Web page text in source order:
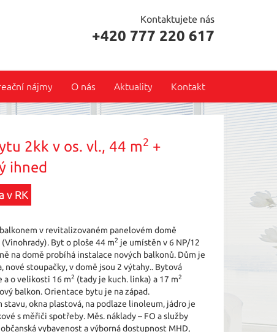
Kontaktujete nás
+420 777 220 617
nájmy O nás Aktuality Kontakt
2kk v os. vl., 44 m2 +
ihned
v RK
v revitalizovaném panelovém domě
Byt o ploše 44 m2 je umístěn v 6 NP/12
na domě probíhá instalace nových balkonů. Dům je
nové stoupačky, v domě jsou 2 výtahy.. Bytová
a o velikosti 16 m2 (tady je kuch. linka) a 17 m2
balkon. Orientace bytu je na západ.
okna plastová, na podlaze linoleum, jádro je
s měřiči spotřeby. Měs. náklady – FO a služby
vybavenost a výborná dostupnost MHD,